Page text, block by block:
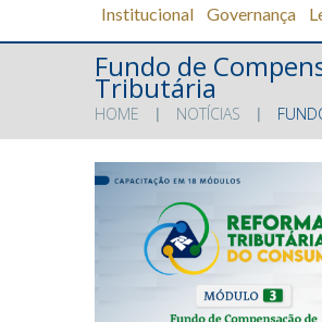
Institucional Governança
Fundo de
Tributária
HOME NOTÍCIAS